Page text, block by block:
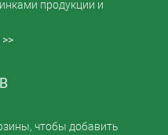
продукции и
чтобы добавить